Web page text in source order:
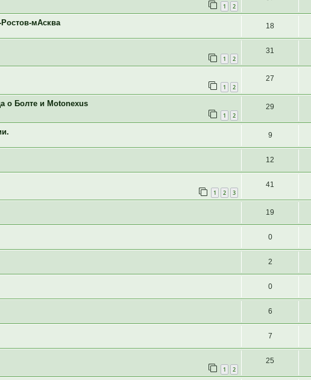
1 2
Ростов-мАсква 18
1 2
31
1 2
27
о Болте и Motonexus
1 2
29
9
12
1 2 3
41
19
0
2
0
6
7
1 2
25